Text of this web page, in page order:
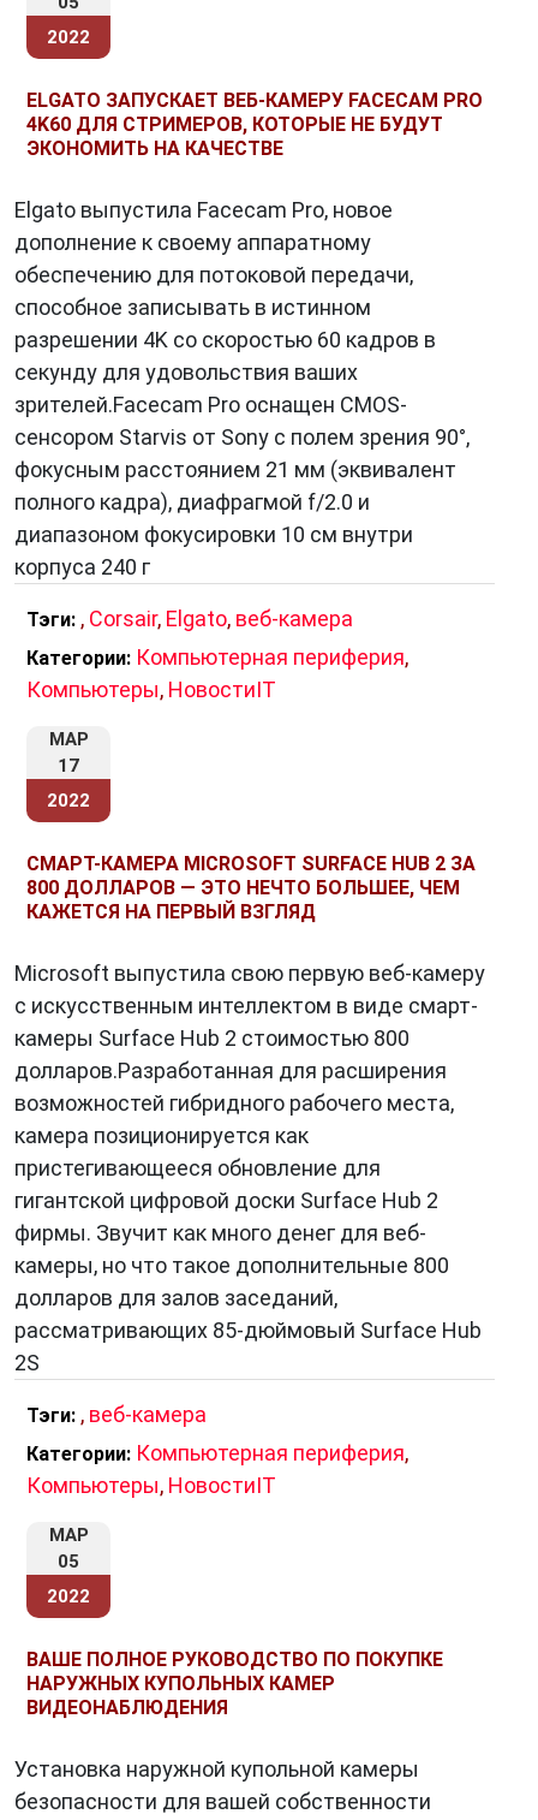
2022
ELGATO ЗАПУСКАЕТ ВЕБ-КАМЕРУ FACECAM PRO
4K60 ДЛЯ СТРИМЕРОВ, КОТОРЫЕ НЕ БУДУТ
ЭКОНОМИТЬ НА КАЧЕСТВЕ
Elgato выпустила Facecam Pro, новое
дополнение к своему аппаратному
обеспечению для потоковой передачи,
способное записывать в истинном
разрешении 4K со скоростью 60 кадров в
секунду для удовольствия ваших
зрителей.Facecam Pro оснащен CMOS-
сенсором Starvis от Sony с полем зрения 90°,
фокусным расстоянием 21 мм (эквивалент
полного кадра), диафрагмой f/2.0 и
диапазоном фокусировки 10 см внутри
корпуса 240 г
Тэги: , Corsair, Elgato, веб-камера
Категории: Компьютерная периферия,
Компьютеры, НовостиIT
МАР
17
2022
СМАРТ-КАМЕРА MICROSOFT SURFACE HUB 2 ЗА
800 ДОЛЛАРОВ — ЭТО НЕЧТО БОЛЬШЕЕ, ЧЕМ
КАЖЕТСЯ НА ПЕРВЫЙ ВЗГЛЯД
Microsoft выпустила свою первую веб-камеру
с искусственным интеллектом в виде смарт-
камеры Surface Hub 2 стоимостью 800
долларов.Разработанная для расширения
возможностей гибридного рабочего места,
камера позиционируется как
пристегивающееся обновление для
гигантской цифровой доски Surface Hub 2
фирмы. Звучит как много денег для веб-
камеры, но что такое дополнительные 800
долларов для залов заседаний,
рассматривающих 85-дюймовый Surface Hub
2S
Тэги: , веб-камера
Категории: Компьютерная периферия,
Компьютеры, НовостиIT
МАР
05
2022
ВАШЕ ПОЛНОЕ РУКОВОДСТВО ПО ПОКУПКЕ
НАРУЖНЫХ КУПОЛЬНЫХ КАМЕР
ВИДЕОНАБЛЮДЕНИЯ
Установка наружной купольной камеры
безопасности для вашей собственности